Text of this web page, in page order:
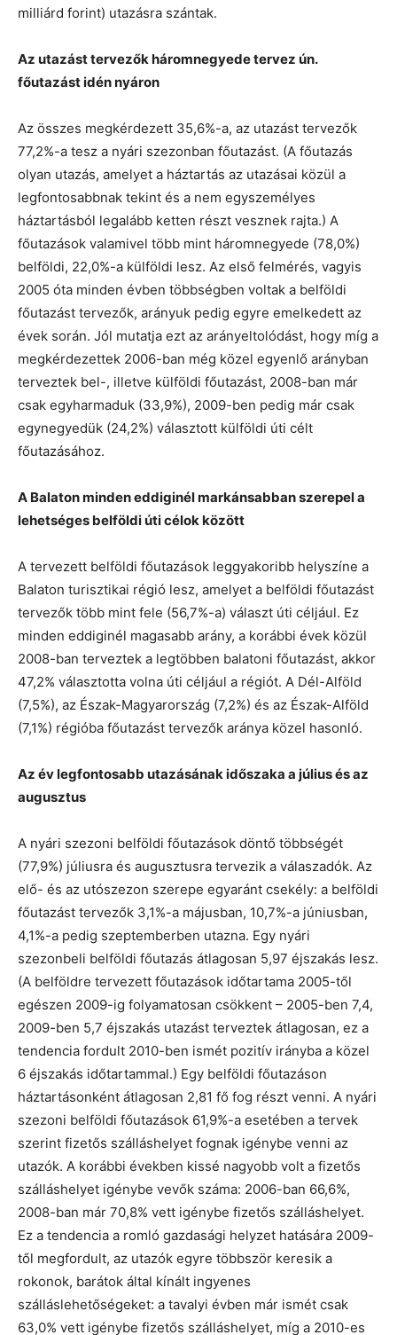
milliárd forint) utazásra szántak.
Az utazást tervezők háromnegyede tervez ún.
főutazást idén nyáron
Az összes megkérdezett 35,6%-a, az utazást tervezők
77,2%-a tesz a nyári szezonban főutazást. (A főutazás
olyan utazás, amelyet a háztartás az utazásai közül a
legfontosabbnak tekint és a nem egyszemélyes
háztartásból legalább ketten részt vesznek rajta.) A
főutazások valamivel több mint háromnegyede (78,0%)
belföldi, 22,0%-a külföldi lesz. Az első felmérés, vagyis
2005 óta minden évben többségben voltak a belföldi
főutazást tervezők, arányuk pedig egyre emelkedett az
évek során. Jól mutatja ezt az arányeltolódást, hogy míg a
megkérdezettek 2006-ban még közel egyenlő arányban
terveztek bel-, illetve külföldi főutazást, 2008-ban már
csak egyharmaduk (33,9%), 2009-ben pedig már csak
egynegyedük (24,2%) választott külföldi úti célt
főutazásához.
A Balaton minden eddiginél markánsabban szerepel a
lehetséges belföldi úti célok között
A tervezett belföldi főutazások leggyakoribb helyszíne a
Balaton turisztikai régió lesz, amelyet a belföldi főutazást
tervezők több mint fele (56,7%-a) választ úti céljául. Ez
minden eddiginél magasabb arány, a korábbi évek közül
2008-ban terveztek a legtöbben balatoni főutazást, akkor
47,2% választotta volna úti céljául a régiót. A Dél-Alföld
(7,5%), az Észak-Magyarország (7,2%) és az Észak-Alföld
(7,1%) régióba főutazást tervezők aránya közel hasonló.
Az év legfontosabb utazásának időszaka a július és az
augusztus
A nyári szezoni belföldi főutazások döntő többségét
(77,9%) júliusra és augusztusra tervezik a válaszadók. Az
elő- és az utószezon szerepe egyaránt csekély: a belföldi
főutazást tervezők 3,1%-a májusban, 10,7%-a júniusban,
4,1%-a pedig szeptemberben utazna. Egy nyári
szezonbeli belföldi főutazás átlagosan 5,97 éjszakás lesz.
(A belföldre tervezett főutazások időtartama 2005-től
egészen 2009-ig folyamatosan csökkent – 2005-ben 7,4,
2009-ben 5,7 éjszakás utazást terveztek átlagosan, ez a
tendencia fordult 2010-ben ismét pozitív irányba a közel
6 éjszakás időtartammal.) Egy belföldi főutazáson
háztartásonként átlagosan 2,81 fő fog részt venni. A nyári
szezoni belföldi főutazások 61,9%-a esetében a tervek
szerint fizetős szálláshelyet fognak igénybe venni az
utazók. A korábbi években kissé nagyobb volt a fizetős
szálláshelyet igénybe vevők száma: 2006-ban 66,6%,
2008-ban már 70,8% vett igénybe fizetős szálláshelyet.
Ez a tendencia a romló gazdasági helyzet hatására 2009-
től megfordult, az utazók egyre többször keresik a
rokonok, barátok által kínált ingyenes
szálláslehetőségeket: a tavalyi évben már ismét csak
63,0% vett igénybe fizetős szálláshelyet, míg a 2010-es